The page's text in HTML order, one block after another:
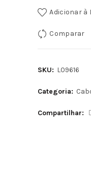
Adicionar à
Comparar
SKU: L09616
Categoria:
Compartilhar